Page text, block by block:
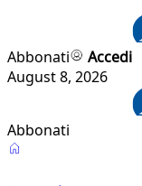
Abbonati
Accedi
August 8, 2026
Abbonati